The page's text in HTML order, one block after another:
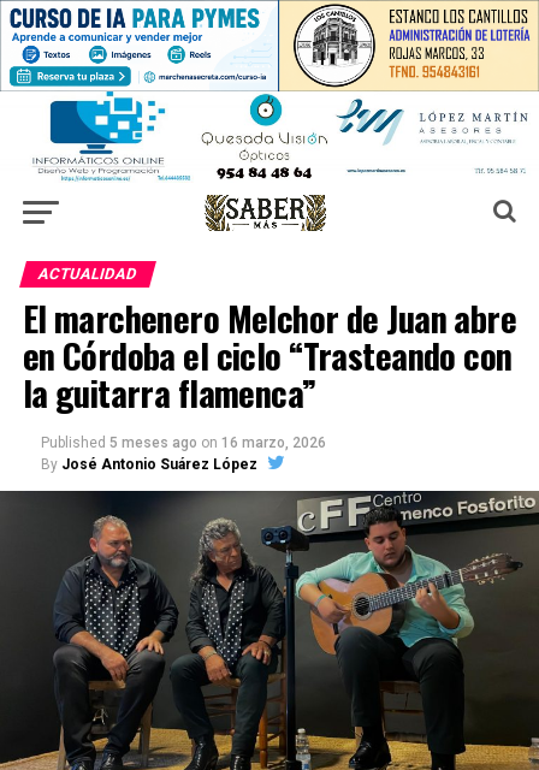
ACTUALIDAD
El marchenero Melchor de Juan abre
en Córdoba el ciclo “Trasteando con
la guitarra flamenca”
Published 5 meses ago on 16 marzo, 2026
By José Antonio Suárez López